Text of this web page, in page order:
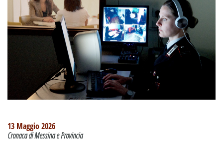
13 Maggio 2026
Cronaca di Messina e Provincia